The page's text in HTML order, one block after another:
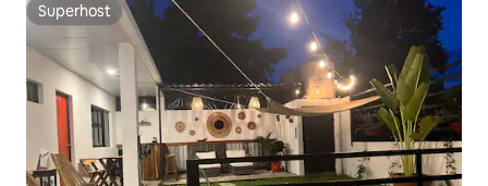
Superhost
Superhost